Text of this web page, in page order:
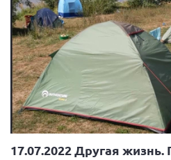
Кемеровская область
Кировская область
Краснодарский край
Красноярский край
Липецкая область
Ленинградская область
г. Москва
17.07.2022 Другая